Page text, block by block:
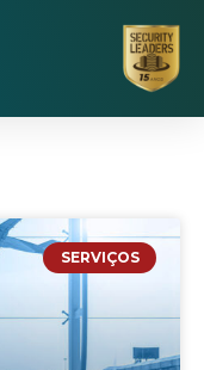
SERVIÇOS